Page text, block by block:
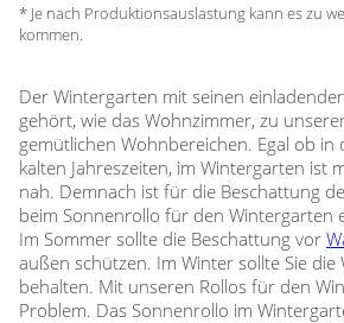
* Je nach Produktionsauslastung kann es zu
kommen.
Der Wintergarten mit seinen
gehört, wie das Wohnzimmer, zu
gemütlichen Wohnbereichen. Egal ob
kalten Jahreszeiten, im Wintergarten ist
nah. Demnach ist für die Beschattung
beim Sonnenrollo für den Wintergarten
Im Sommer sollte die Beschattung vor
außen schützen. Im Winter sollte Sie die
behalten. Mit unseren Rollos für den
Problem. Das Sonnenrollo im